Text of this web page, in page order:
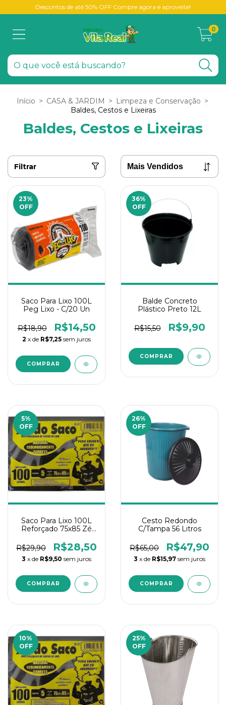
Descontos de até 50% OFF Compre agora e aproveite!
0
Início > CASA & JARDIM > Limpeza e Conservação >
Baldes, Cestos e Lixeiras
Baldes, Cestos e Lixeiras
Filtrar
23%
OFF
Saco Para Lixo 100L
Peg Lixo - C/20 Un
R$18,90 R$14,50
2 x de R$7,25 sem juros
36%
OFF
Balde Concreto
Plástico Preto 12L
R$15,50 R$9,90
5%
OFF
Saco Para Lixo 100L
Reforçado 75x85 Zé
R$29,90
R$28,50
3 x de R$9,50 sem juros
26%
OFF
Cesto Redondo
C/Tampa 56 Litros
R$65,00 R$47,90
3 x de R$15,97 sem juros
10%
OFF
25%
OFF